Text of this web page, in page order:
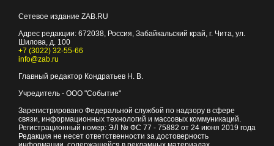
Сетевое издание ZAB.RU
Адрес редакции: 672038 , Россия, Забайкальский край, г. Чита ул.
Шилова, д. 100
+7 (3022) 32-55-66
info@zab.ru
Главный редактор Кондратьев Н. В.
Учредитель - ООО "Событие"
Зарегистрировано Федеральной службой по надзору в сфере
связи, информационных технологий и массовых коммуникаций.
Регистрационный номер: ЭЛ № ФС 77 - 75882 от 24 июня 2019 года
Редакция не несет ответственности за достоверность